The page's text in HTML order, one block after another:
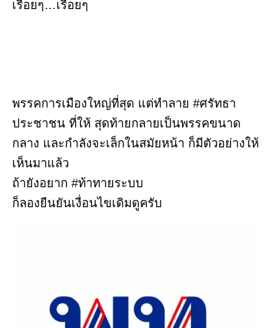
เรื่อยๆ…เรื่อยๆ
พรรคการเมืองใหญ่ที่สุด แต่ทำลาย #ศรัทธา
ประชาชน ที่ให้ สุดท้ายกลายเป็นพรรคขนาด
กลาง และกำลังจะเล็กในสมัยหน้า ก็มีตัวอย่างให้
เห็นมาแล้ว
ถ้ายังอยาก #ท้าทายระบบ
ก็ลองยืนยันเงื่อนไขเดิมดูครับ